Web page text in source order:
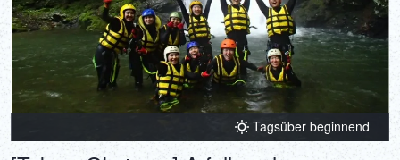
Tagsüber beginnend